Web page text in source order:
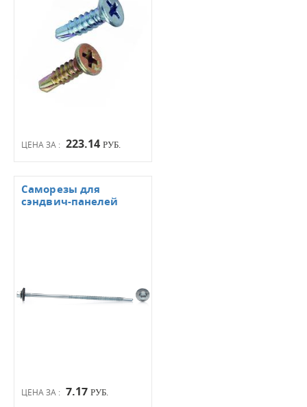
ЦЕНА ЗА : 223.14 РУБ.
ЦЕНА ЗА : 7.17 РУБ.
Саморезы для
сэндвич-панелей